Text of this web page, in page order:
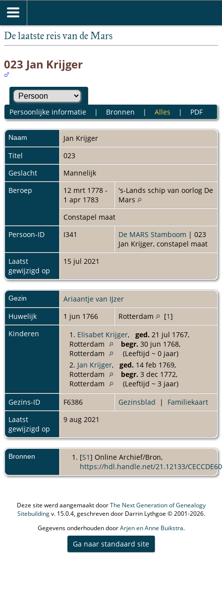
De laatste reis van de Mars
023 Jan Krijger
Persoonlijke informatie| Bronnen | Alles | PDF
Naam Jan Krijger
Titel
023
Geslacht
Mannelijk
Beroep
12 mrt 1778 -
1 apr 1783
's-Lands schip van oorlog De
Mars
Constapel maat
Persoon-ID
I341 De MARS Stamboom | 023
Jan Krijger, constapel maat
Laatst
gewijzigd op
15 jul 2021
Gezin
Ariaantje van IJzer
Huwelijk
1 jun 1766 Rotterdam [1]
Kinderen
1. Elisabet Krijger, ged. 21 jul 1767,
Rotterdam
begr. 30 jun 1768,
Rotterdam
(Leeftijd ~ 0 jaar)
2. Jan Krijger, ged. 14 feb 1769,
Rotterdam
begr. 3 dec 1772,
Rotterdam
(Leeftijd ~ 3 jaar)
Gezins-ID
F6386 Gezinsblad | Familiekaart
Laatst
gewijzigd op
9 aug 2021
Bronnen [S1] Online Archief/Bron,
https://hdl.handle.net/21.12133/
Deze site werd aangemaakt doorThe Next Generation of Genealogy
Sitebuildingv. 15.0.4, geschreven door Darrin Lythgoe © 2001-2026.
Gegevens onderhouden doorArjen en Anne Buikstra.
Ga naar standaard site